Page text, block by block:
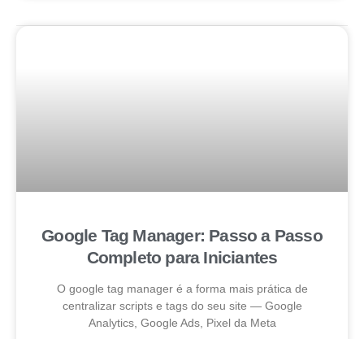
Google Tag Manager: Passo a Passo
Completo para Iniciantes
O google tag manager é a forma mais prática de
centralizar scripts e tags do seu site — Google
Analytics, Google Ads, Pixel da Meta